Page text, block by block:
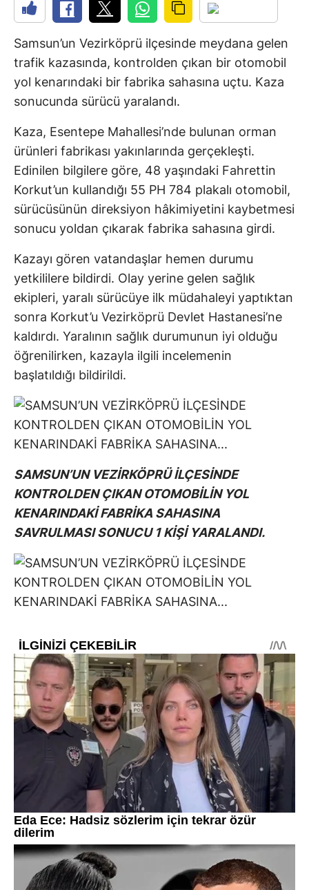
Samsun’un Vezirköprü ilçesinde meydana gelen
trafik kazasında, kontrolden çıkan bir otomobil
yol kenarındaki bir fabrika sahasına uçtu. Kaza
sonucunda sürücü yaralandı.
Kaza, Esentepe Mahallesi’nde bulunan orman
ürünleri fabrikası yakınlarında gerçekleşti.
Edinilen bilgilere göre, 48 yaşındaki Fahrettin
Korkut’un kullandığı 55 PH 784 plakalı otomobil,
sürücüsünün direksiyon hâkimiyetini kaybetmesi
sonucu yoldan çıkarak fabrika sahasına girdi.
Kazayı gören vatandaşlar hemen durumu
yetkililere bildirdi. Olay yerine gelen sağlık
ekipleri, yaralı sürücüye ilk müdahaleyi yaptıktan
sonra Korkut’u Vezirköprü Devlet Hastanesi’ne
kaldırdı. Yaralının sağlık durumunun iyi olduğu
öğrenilirken, kazayla ilgili incelemenin
başlatıldığı bildirildi.
SAMSUN’UN VEZİRKÖPRÜ İLÇESİNDE
KONTROLDEN ÇIKAN OTOMOBİLİN YOL
KENARINDAKİ FABRİKA SAHASINA
SAVRULMASI SONUCU 1 KİŞİ YARALANDI.